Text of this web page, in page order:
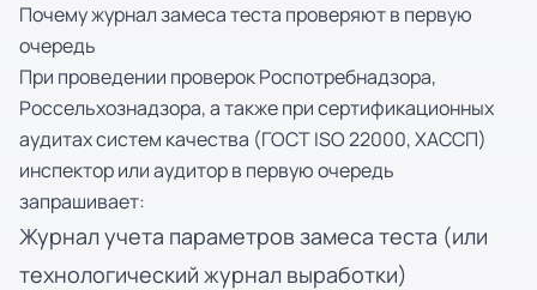
Почему журнал замеса теста проверяют в первую
очередь
При проведении проверок Роспотребнадзора,
Россельхознадзора, а также при сертификационных
аудитах систем качества (ГОСТ ISO 22000, ХАССП)
инспектор или аудитор в первую очередь
запрашивает:
Журнал учета параметров замеса теста (или
технологический журнал выработки)